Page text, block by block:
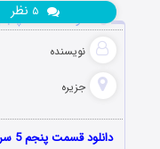
دانلود قسمت 5 پنجم سریال جزیره
نویسنده
جزیره
نظر